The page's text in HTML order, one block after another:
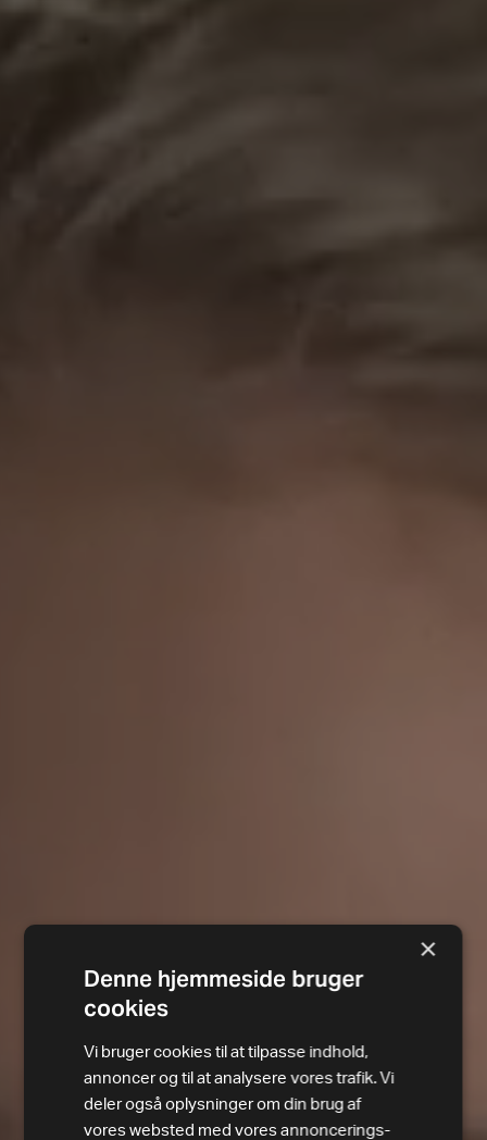
×
Denne hjemmeside bruger
cookies
Vi bruger cookies til at tilpasse indhold,
annoncer og til at analysere vores trafik. Vi
deler også oplysninger om din brug af
vores websted med vores annoncerings-